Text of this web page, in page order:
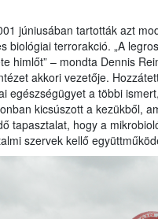
júniusában tartották azt
biológiai terrorakció. „A
himlőt” – mondta Dennis
akkori vezetője.
egészségügyet a többi
kicsúszott a kezükből,
tapasztalat, hogy a
szervek kellő